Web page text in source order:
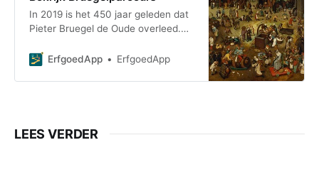
In 2019 is het 450 jaar geleden dat
Pieter Bruegel de Oude overleed.
Vlaanderen wordt Bruegel herdacht
ErfgoedApp ErfgoedApp
LEES VERDER